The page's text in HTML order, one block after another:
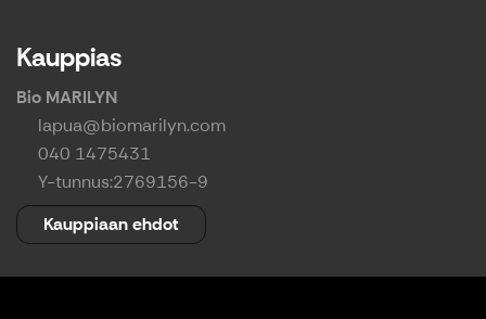
Kauppias
Bio MARILYN
lapua@biomarilyn.com
040 1475431
Y-tunnus:2769156-9
Kauppiaan ehdot